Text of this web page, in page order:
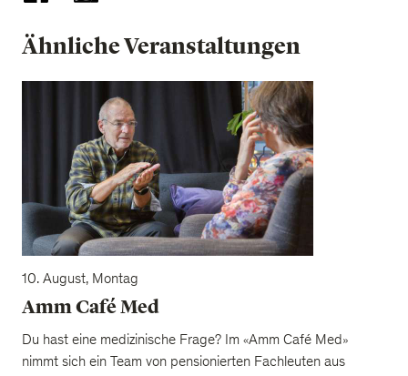
Ähnliche Veranstaltungen
10. August, Montag
Amm Café Med
Du hast eine medizinische Frage? Im «Amm Café Med»
nimmt sich ein Team von pensionierten Fachleuten aus